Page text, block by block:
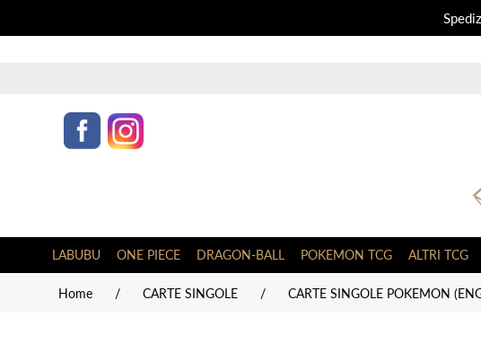
LABUBU ONE PIECE DRAGON-BALL POKEMON TCG ALTRI TCG
Home / CARTE SINGOLE / CARTE SINGOLE POKEMON